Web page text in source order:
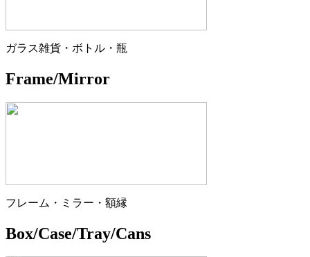
ガラス雑貨・ボトル・瓶
Frame/Mirror
フレーム・ミラー・額縁
Box/Case/Tray/Cans